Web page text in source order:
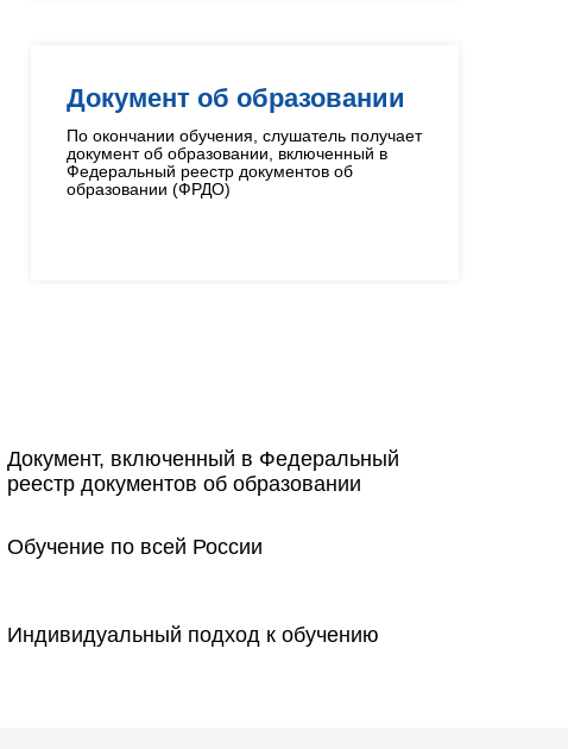
Документ об образовании
По окончании обучения, слушатель получает
документ об образовании, включенный в
Федеральный реестр документов об
образовании (ФРДО)
Документ, включенный в Федеральный
реестр документов об образовании
Обучение по всей России
Индивидуальный подход к обучению